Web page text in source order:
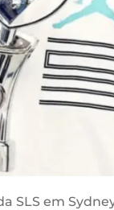
SLS em